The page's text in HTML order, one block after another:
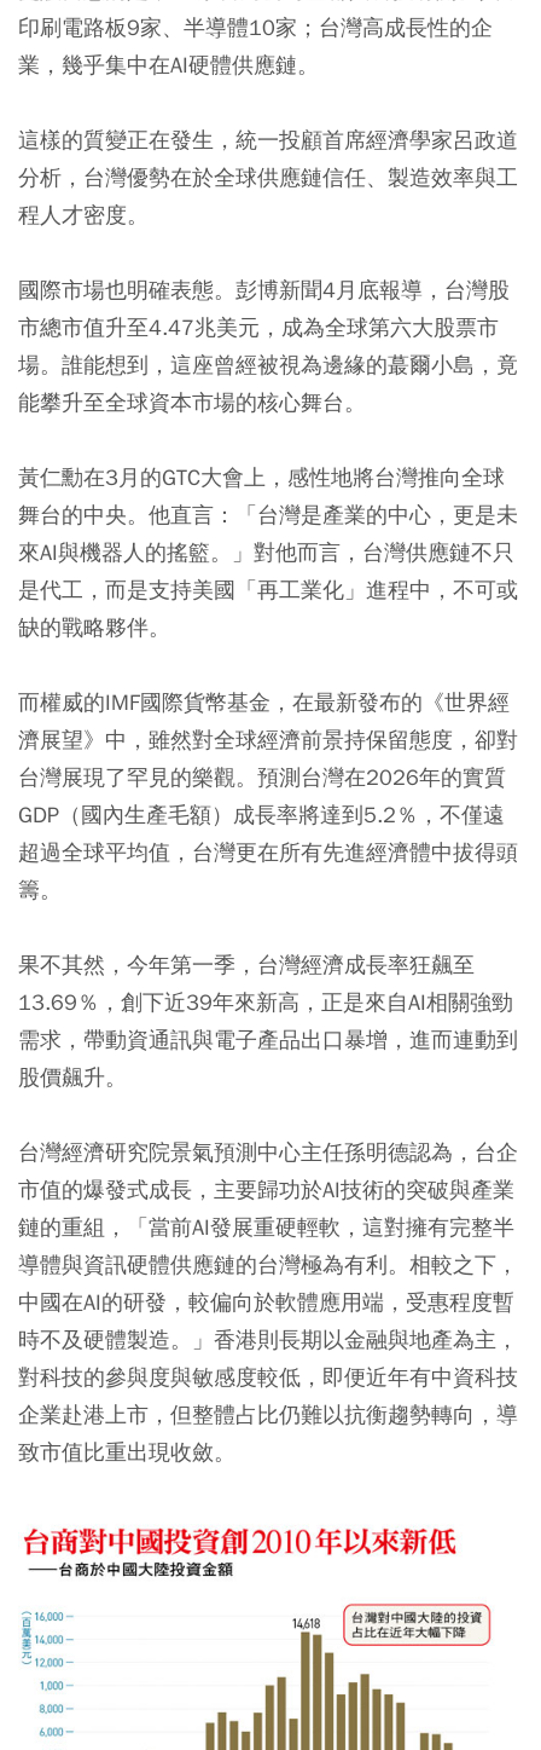
印刷電路板9家、半導體10家；台灣高成長性的企
業，幾乎集中在AI硬體供應鏈。
這樣的質變正在發生，統一投顧首席經濟學家呂政道
分析，台灣優勢在於全球供應鏈信任、製造效率與工
程人才密度。
國際市場也明確表態。彭博新聞4月底報導，台灣股
市總市值升至4.47兆美元，成為全球第六大股票市
場。誰能想到，這座曾經被視為邊緣的蕞爾小島，竟
能攀升至全球資本市場的核心舞台。
黃仁勳在3月的GTC大會上，感性地將台灣推向全球
舞台的中央。他直言：「台灣是產業的中心，更是未
來AI與機器人的搖籃。」對他而言，台灣供應鏈不只
是代工，而是支持美國「再工業化」進程中，不可或
缺的戰略夥伴。
而權威的IMF國際貨幣基金，在最新發布的《世界經
濟展望》中，雖然對全球經濟前景持保留態度，卻對
台灣展現了罕見的樂觀。預測台灣在2026年的實質
GDP（國內生產毛額）成長率將達到5.2％，不僅遠
超過全球平均值，台灣更在所有先進經濟體中拔得頭
籌。
果不其然，今年第一季，台灣經濟成長率狂飆至
13.69％，創下近39年來新高，正是來自AI相關強勁
需求，帶動資通訊與電子產品出口暴增，進而連動到
股價飆升。
台灣經濟研究院景氣預測中心主任孫明德認為，台企
市值的爆發式成長，主要歸功於AI技術的突破與產業
鏈的重組，「當前AI發展重硬輕軟，這對擁有完整半
導體與資訊硬體供應鏈的台灣極為有利。相較之下，
中國在AI的研發，較偏向於軟體應用端，受惠程度暫
時不及硬體製造。」香港則長期以金融與地產為主，
對科技的參與度與敏感度較低，即便近年有中資科技
企業赴港上市，但整體占比仍難以抗衡趨勢轉向，導
致市值比重出現收斂。